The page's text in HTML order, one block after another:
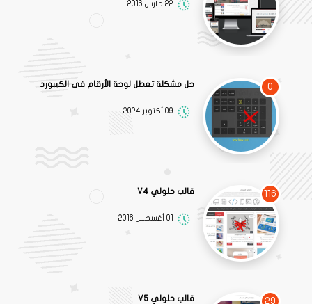
22 مارس 2016
0 حل مشكلة تعطل لوحة الأرقام فى الكيبورد
09 أكتوبر 2024
116 قالب حلولي V4
01 أغسطس 2016
29 قالب حلولي V5